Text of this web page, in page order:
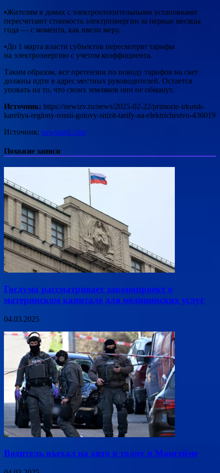
▪️Жителям в домах с электроотопительными установками
пересчитают стоимость электроэнергии за первые месяцы
года — с момента, как ввели меру.
▪️До 1 марта власти субъектов пересмотрят тарифы
на электроэнергию с учетом коэффициента.
Таким образом, все претензии по поводу тарифов на свет
должны идти в адрес местных руководителей. Остается
уповать на то, что своих земляков они не обманут.
Источник: https://newizv.ru/news/2025-02-22/primorie-irkutsk-
kareliya-regiony-rossii-gotovy-snizit-tarify-na-elektrichestvo-436019
Источник: newsland.com
Похожие записи
Госдума рассматривает законопроект о
материнском капитале для медицинских услуг
04.03.2025
Водитель въехал на авто в толпу в Мангейме